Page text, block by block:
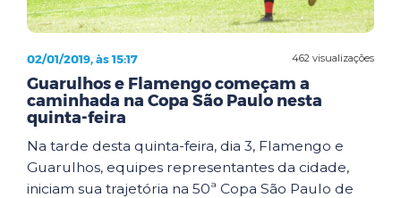
462 visualizações
02/01/2019, às 15:17
Guarulhos e Flamengo começam a
caminhada na Copa São Paulo nesta
quinta-feira
Na tarde desta quinta-feira, dia 3, Flamengo e
Guarulhos, equipes representantes da cidade,
iniciam sua trajetória na 50ª Copa São Paulo de